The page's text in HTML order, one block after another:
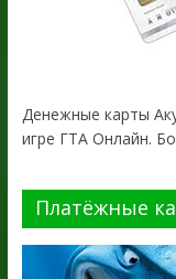
Денежные карты
игре ГТА Онлайн.
Платёжные